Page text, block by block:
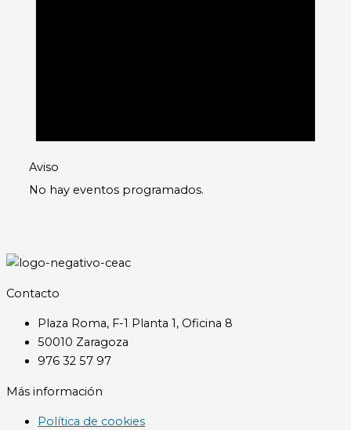
Aviso
No hay eventos programados.
Contacto
Plaza Roma, F-1 Planta 1, Oficina 8
50010 Zaragoza
976 32 57 97
Más información
Política de cookies